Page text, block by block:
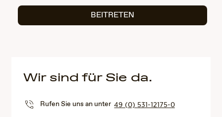
BEITRETEN
Wir sind für Sie da.
Rufen Sie uns an unter49 (0) 531-12175-0